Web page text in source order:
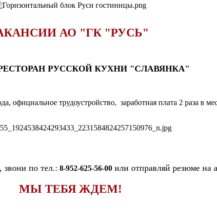
АО "ГК "РУСЬ"
РУССКОЙ КУХНИ "СЛАВЯНКА"
официальное трудоустройство, заработная плата 2 раза в
звони по тел.: 8-952-625-56-00или отправляй резюме на
МЫ ТЕБЯ ЖДЕМ!